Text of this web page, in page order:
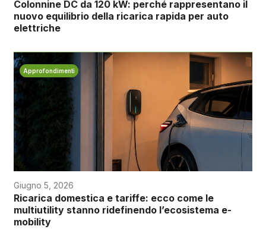
Colonnine DC da 120 kW: perché rappresentano il
nuovo equilibrio della ricarica rapida per auto
elettriche
Approfondimenti
Giugno 5, 2026
Ricarica domestica e tariffe: ecco come le
multiutility stanno ridefinendo l’ecosistema e-
mobility